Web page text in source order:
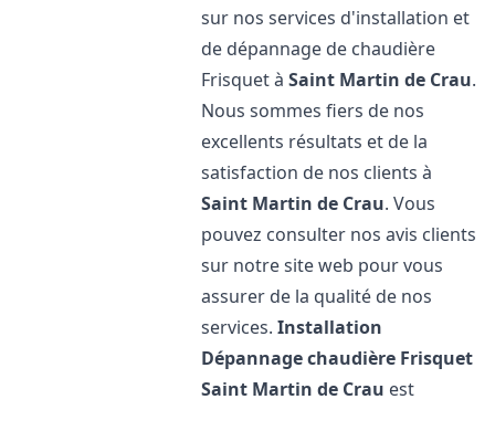
sur nos services d'installation et
de dépannage de chaudière
Frisquet àSaint Martin de Crau.
Nous sommes fiers de nos
excellents résultats et de la
satisfaction de nos clients à
Saint Martin de Crau. Vous
pouvez consulter nos avis clients
sur notre site web pour vous
assurer de la qualité de nos
services.Installation
Dépannage chaudière Frisquet
Saint Martin de Crau est